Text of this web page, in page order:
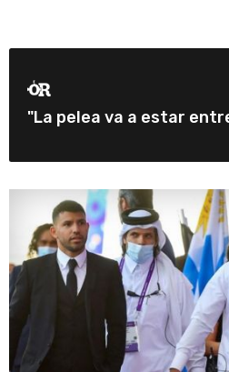
"La pelea va a estar